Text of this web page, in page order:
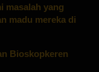
masalah yang
madu mereka di
Bioskopkeren